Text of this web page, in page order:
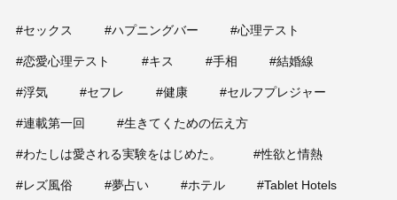
#セックス #ハプニングバー #心理テスト
#恋愛心理テスト #キス #手相 #結婚線
#浮気 #セフレ #健康 #セルフプレジャー
#連載第一回 #生きてくための伝え方
#わたしは愛される実験をはじめた。 #性欲と情熱
#レズ風俗 #夢占い #ホテル #Tablet Hotels